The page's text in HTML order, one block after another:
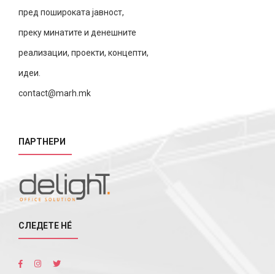
пред пошироката јавност,
преку минатите и денешните
реализации, проекти, концепти,
идеи.
contact@marh.mk
ПАРТНЕРИ
СЛЕДЕТЕ НÉ